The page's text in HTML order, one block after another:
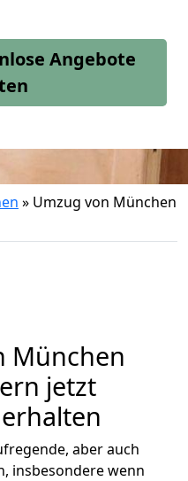
Angebote
» Umzug von München
München
jetzt
aber auch
insbesondere wenn